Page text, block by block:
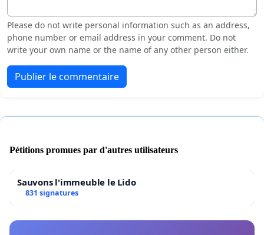
Please do not write personal information such as an address,
phone number or email address in your comment. Do not
write your own name or the name of any other person either.
Publier le commentaire
Pétitions promues par d'autres utilisateurs
Sauvons l'immeuble le Lido
831 signatures